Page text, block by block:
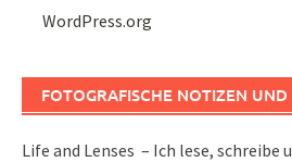
WordPress.org
FOTOGRAFISCHE NOTIZEN UND
Life and Lenses – Ich lese,